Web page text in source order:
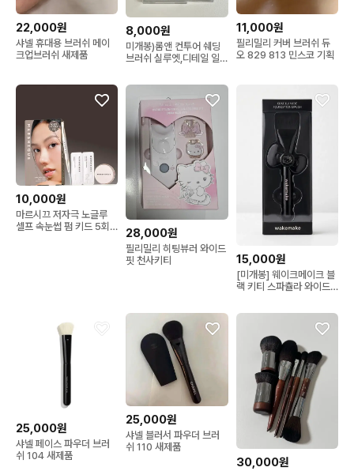
22,000원
샤넬 휴대용 브러쉬 메이
크업브러쉬 새제품
8,000원
미개봉)롬앤 컨투어 쉐딩
브러쉬 실루엣,디테일 일
11,000원
필리밀리 커버 브러쉬 듀
오 829 813 민스코 기획
10,000원
마르시끄 저자극 노글루
셀프 속눈썹 펌 키드 5회
28,000원
필리밀리 히팅뷰러 와이드
핏 천사키티
15,000원
[미개봉] 웨이크메이크 블
랙 키티 스파츌라 와이드
25,000원
샤넬 페이스 파우더 브러
쉬 104 새제품
25,000원
샤넬 블러서 파우더 브러
쉬 110 새제품
30,000원